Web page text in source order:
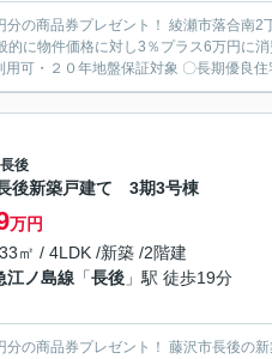
の商品券プレゼント！ 綾瀬市落合南2
に物件価格に対し3％プラス6万円に
ります。 〇住宅性能表示取得・フラット35S利用可・２０年地
長後
後新築戸建て 3期3号棟
万円
㎡ / 4LDK /新築 /2階建
江ノ島線 「長後 」駅 徒歩19分
品券プレゼント！ 藤沢市長後の新築戸